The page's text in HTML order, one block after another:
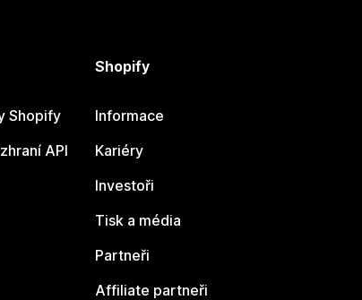
Shopify
API
Shopify
Informace
Kariéry
Investoři
Tisk a média
Partneři
Affiliate partneři